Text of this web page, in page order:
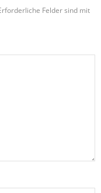
Felder sind mit